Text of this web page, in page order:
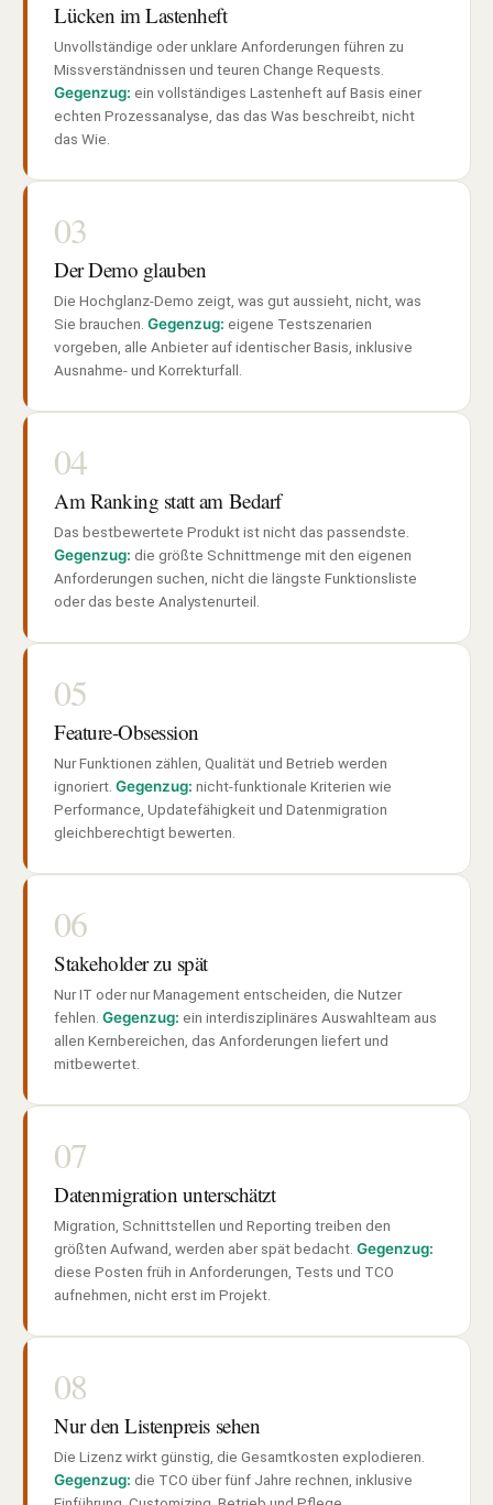
Lücken im Lastenheft
Unvollständige oder unklare Anforderungen führen zu
Missverständnissen und teuren Change Requests.
Gegenzug: ein vollständiges Lastenheft auf Basis einer
echten Prozessanalyse, das das Was beschreibt, nicht
das Wie.
03
Der Demo glauben
Die Hochglanz-Demo zeigt, was gut aussieht, nicht, was
Sie brauchen. Gegenzug: eigene Testszenarien
vorgeben, alle Anbieter auf identischer Basis, inklusive
Ausnahme- und Korrekturfall.
04
Am Ranking statt am Bedarf
Das bestbewertete Produkt ist nicht das passendste.
Gegenzug: die größte Schnittmenge mit den eigenen
Anforderungen suchen, nicht die längste Funktionsliste
oder das beste Analystenurteil.
05
Feature-Obsession
Nur Funktionen zählen, Qualität und Betrieb werden
ignoriert. Gegenzug: nicht-funktionale Kriterien wie
Performance, Updatefähigkeit und Datenmigration
gleichberechtigt bewerten.
06
Stakeholder zu spät
Nur IT oder nur Management entscheiden, die Nutzer
fehlen. Gegenzug: ein interdisziplinäres Auswahlteam aus
allen Kernbereichen, das Anforderungen liefert und
mitbewertet.
07
Datenmigration unterschätzt
Migration, Schnittstellen und Reporting treiben den
größten Aufwand, werden aber spät bedacht. Gegenzug:
diese Posten früh in Anforderungen, Tests und TCO
aufnehmen, nicht erst im Projekt.
08
Nur den Listenpreis sehen
Die Lizenz wirkt günstig, die Gesamtkosten explodieren.
Gegenzug: die TCO über fünf Jahre rechnen, inklusive